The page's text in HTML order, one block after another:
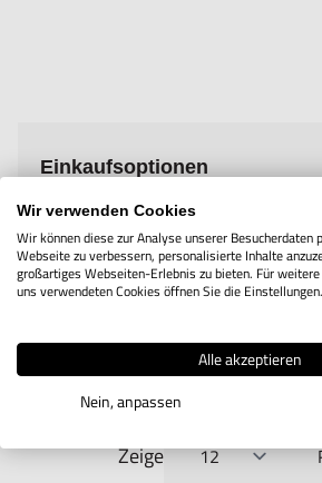
Einkaufsoptionen
Preis
Hersteller
Zeige
pro Seite
Wir verwenden Cookies
Wir können diese zur Analyse unserer Besucherdaten
Webseite zu verbessern, personalisierte Inhalte
großartiges Webseiten-Erlebnis zu bieten. Für
uns verwendeten Cookies öffnen Sie die Einstellungen.
Alle akzeptieren
Nein, anpassen